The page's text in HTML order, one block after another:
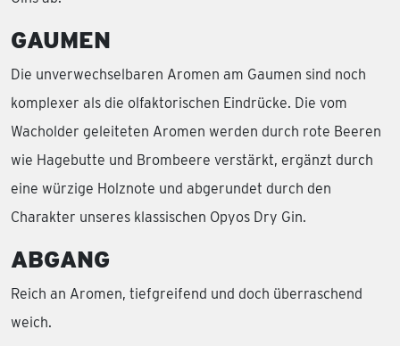
GAUMEN
Die unverwechselbaren Aromen am Gaumen sind noch
komplexer als die olfaktorischen Eindrücke. Die vom
Wacholder geleiteten Aromen werden durch rote Beeren
wie Hagebutte und Brombeere verstärkt, ergänzt durch
eine würzige Holznote und abgerundet durch den
Charakter unseres klassischen Opyos Dry Gin.
ABGANG
Reich an Aromen, tiefgreifend und doch überraschend
weich.